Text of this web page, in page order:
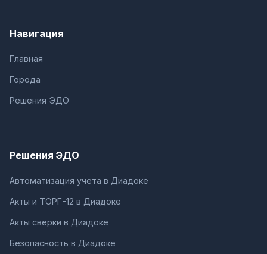
Навигация
Главная
Города
Решения ЭДО
Решения ЭДО
Автоматизация учета в Диадоке
Акты и ТОРГ-12 в Диадоке
Акты сверки в Диадоке
Безопасность в Диадоке